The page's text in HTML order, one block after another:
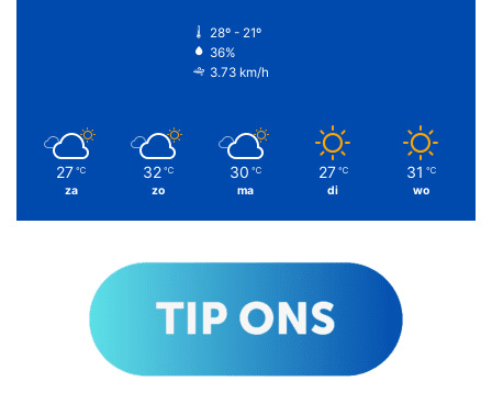
28º - 21º
36%
3.73 km/h
27 ℃
za
32 ℃
zo
30 ℃
ma
27 ℃
di
31 ℃
wo